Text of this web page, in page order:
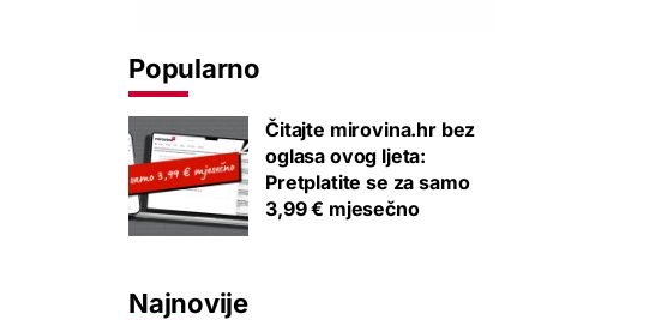
Popularno
Čitajte mirovina.hr bez
oglasa ovog ljeta:
Pretplatite se za samo
3,99 € mjesečno
Najnovije